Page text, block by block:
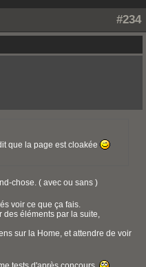
#234
que la page est cloakée
chose. ( avec ou sans )
voir ce que ça fais.
des éléments par la suite,
sur la Home, et attendre de voir